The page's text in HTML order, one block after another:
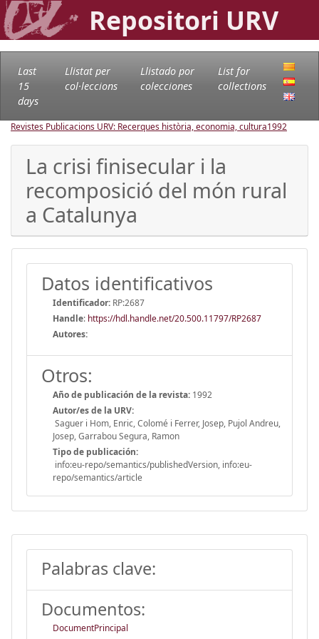
Repositori URV
Last
15
days
Llistat per
col·leccions
Llistado por
colecciones
List for
collections
Revistes Publicacions URV: Recerques història, economia, cultura1992
La crisi finisecular i la
recomposició del món rural
a Catalunya
Datos identificativos
Identificador: RP:2687
Handle: https://hdl.handle.net/20.500.11797/RP2687
Autores:
Otros:
Año de publicación de la revista: 1992
Autor/es de la URV:
Saguer i Hom, Enric, Colomé i Ferrer, Josep, Pujol Andreu,
Josep, Garrabou Segura, Ramon
Tipo de publicación:
info:eu-repo/semantics/publishedVersion, info:eu-
repo/semantics/article
Palabras clave:
Documentos:
DocumentPrincipal